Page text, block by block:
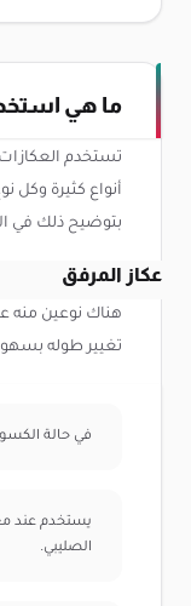
ما هي
تستخدم
أنواع كثيرة وكل
بتوضيح ذلك في
عكاز المرفق
هناك نوعين منه
تغيير طوله
في حالة
يستخدم عند
الصليبي.